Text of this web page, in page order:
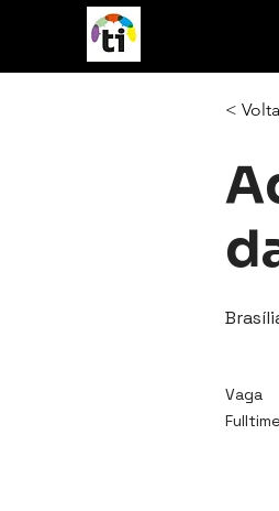
<
Vaga
Fulltime